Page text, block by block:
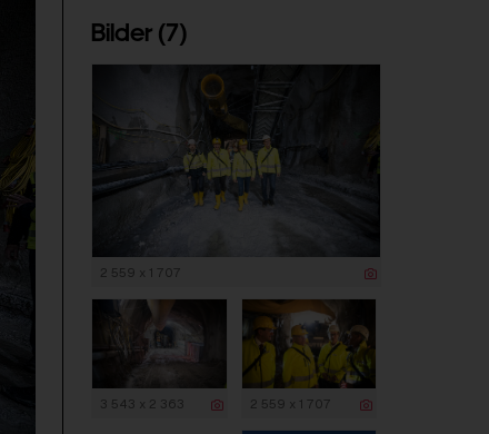
Bilder (7)
2 559 x 1 707
3 543 x 2 363 2 559 x 1 707